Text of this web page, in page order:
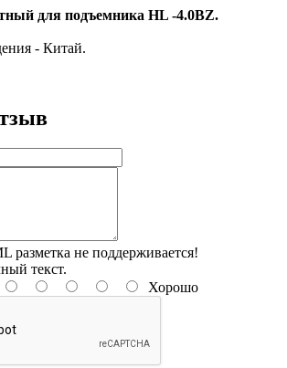
для подъемника HL -4.0BZ.
- Китай.
разметка не поддерживается!
текст.
Хорошо